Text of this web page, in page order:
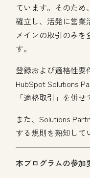
ています。そのため
確立し、活発に営業
メインの取引のみを
す。
登録および適格性要
HubSpot Solutions
「適格取引」を併せ
また、Solutions
する規則を熟知して
本プログラムの参加